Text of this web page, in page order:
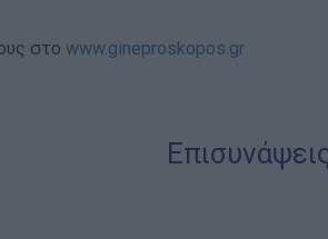
στο www.gineproskopos.gr